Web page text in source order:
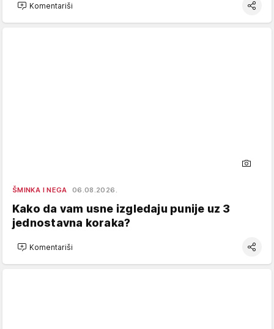
Komentariši
ŠMINKA I NEGA 06.08.2026.
Kako da vam usne izgledaju punije uz 3
jednostavna koraka?
Komentariši